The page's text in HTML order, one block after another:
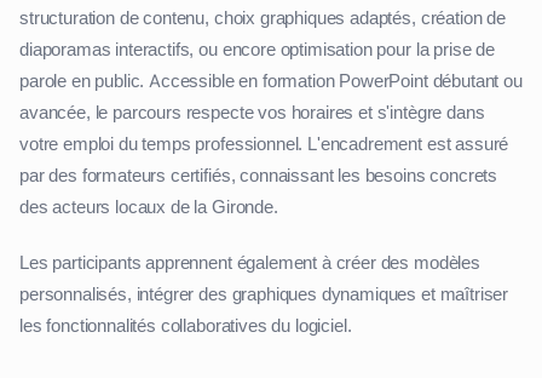
structuration de contenu, choix graphiques adaptés, création de
diaporamas interactifs, ou encore optimisation pour la prise de
parole en public. Accessible en formation PowerPoint débutant ou
avancée, le parcours respecte vos horaires et s'intègre dans
votre emploi du temps professionnel. L'encadrement est assuré
par des formateurs certifiés, connaissant les besoins concrets
des acteurs locaux de la Gironde.
Les participants apprennent également à créer des modèles
personnalisés, intégrer des graphiques dynamiques et maîtriser
les fonctionnalités collaboratives du logiciel.